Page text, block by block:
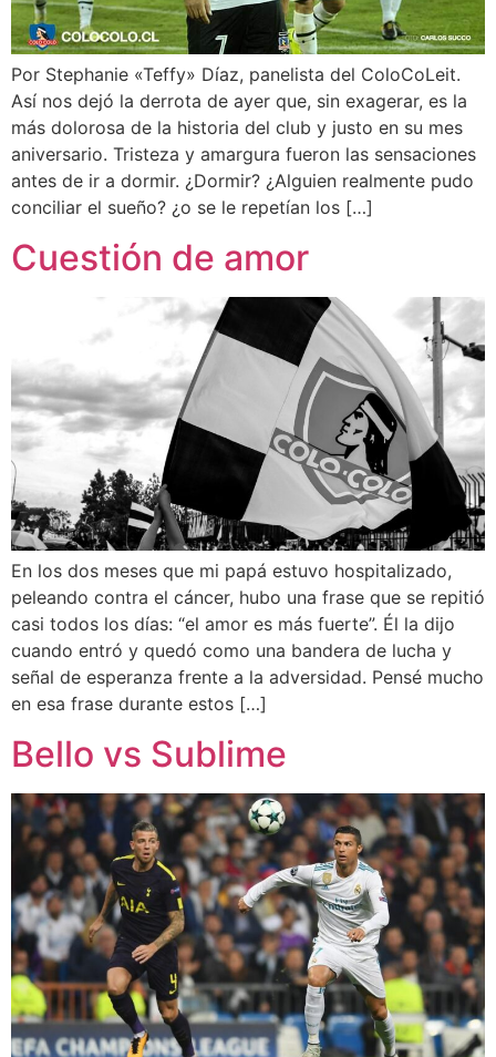
Por Stephanie «Teffy» Díaz, panelista del ColoCoLeit.
Así nos dejó la derrota de ayer que, sin exagerar, es la
más dolorosa de la historia del club y justo en su mes
aniversario. Tristeza y amargura fueron las sensaciones
antes de ir a dormir. ¿Dormir? ¿Alguien realmente pudo
conciliar el sueño? ¿o se le repetían los […]
Cuestión de amor
En los dos meses que mi papá estuvo hospitalizado,
peleando contra el cáncer, hubo una frase que se repitió
casi todos los días: “el amor es más fuerte”. Él la dijo
cuando entró y quedó como una bandera de lucha y
señal de esperanza frente a la adversidad. Pensé mucho
en esa frase durante estos […]
Bello vs Sublime